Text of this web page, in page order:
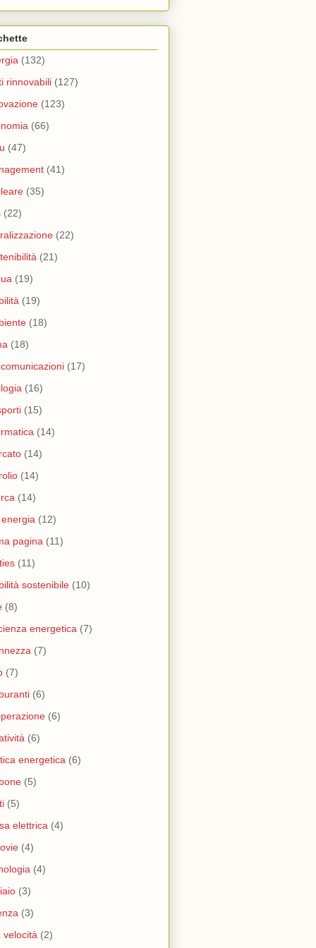
(132)
rinnovabili (127)
(123)
(66)
(47)
(41)
(35)
(22)
(22)
(21)
(19)
(19)
(18)
(18)
(17)
(16)
(15)
(14)
(14)
(14)
(14)
(12)
pagina (11)
(11)
sostenibile (10)
(8)
energetica (7)
(7)
(7)
(6)
(6)
(6)
energetica (6)
(5)
(5)
elettrica (4)
(4)
(4)
(3)
(3)
velocità (2)